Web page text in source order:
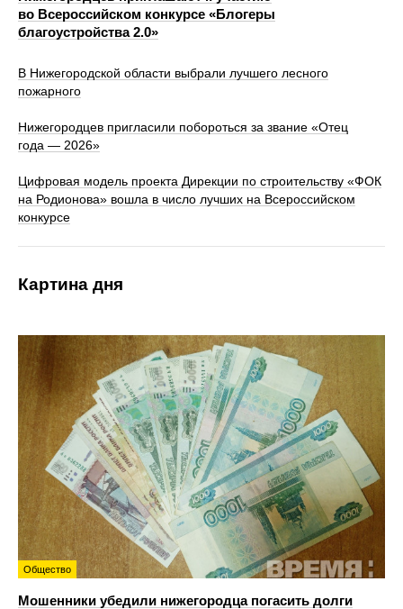
во Всероссийском конкурсе «Блогеры
благоустройства 2.0»
В Нижегородской области выбрали лучшего лесного
пожарного
Нижегородцев пригласили побороться за звание «Отец
года — 2026»
Цифровая модель проекта Дирекции по строительству «ФОК
на Родионова» вошла в число лучших на Всероссийском
конкурсе
Картина дня
Общество
Мошенники убедили нижегородца погасить долги